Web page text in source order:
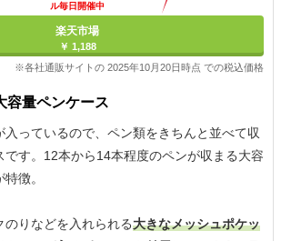
ル毎日開催中
楽天市場
￥ 1,188
※各社通販サイトの 2025年10月20日時点 での税込価格
容量ペンケース
入っているので、ペン類をきちんと並べて収
です。12本から14本程度のペンが収まる大容
徴。
りなどを入れられる大きなメッシュポケッ